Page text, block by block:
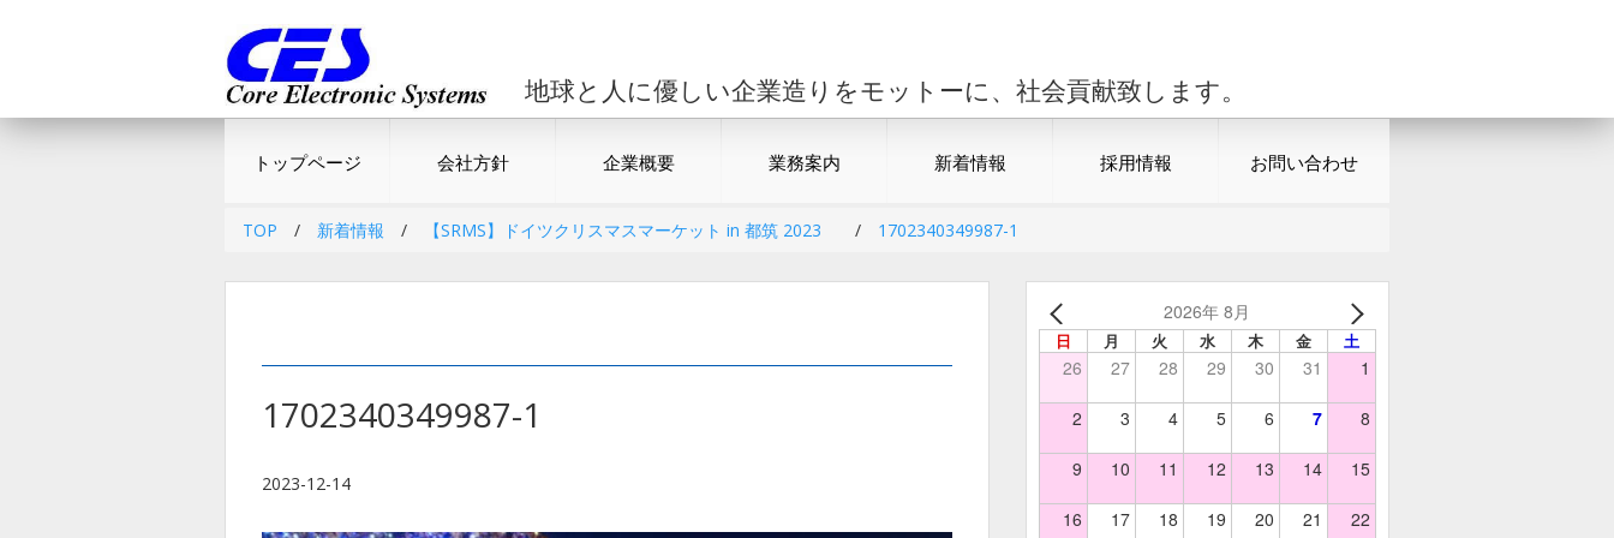
地球と人に優しい企業造りをモットーに、社会貢献致します。
トップページ 会社方針 企業概要 業務案内 新着情報 採用情報 お問い合わせ
TOP / 新着情報 / 【SRMS】ドイツクリスマスマーケット in 都筑 2023 / 1702340349987-1
1702340349987-1
2023-12-14
2026年 8月
日 月 火 水 木 金 土
26 27 28 29 30 31 1
2 3 4 5 6 7 8
9 10 11 12 13 14 15
16 17 18 19 20 21 22